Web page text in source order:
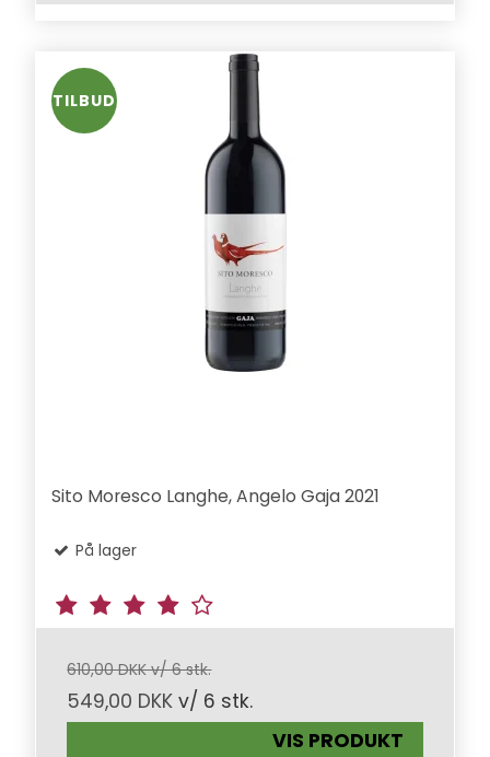
TILBUD
Sito Moresco Langhe, Angelo Gaja 2021
På lager
610,00 DKK v/ 6 stk.
549,00 DKK v/ 6 stk.
VIS PRODUKT